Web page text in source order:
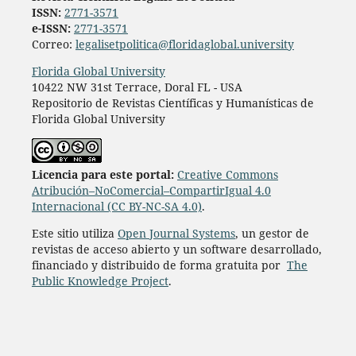
ISSN: 2771-3571
e-ISSN: 2771-3571
Correo: legalisetpolitica@floridaglobal.university
Florida Global University
10422 NW 31st Terrace, Doral FL - USA
Repositorio de Revistas Científicas y Humanísticas de
Florida Global University
Licencia para este portal: Creative Commons
Atribución–NoComercial–CompartirIgual 4.0
Internacional (CC BY-NC-SA 4.0).
Este sitio utiliza Open Journal Systems, un gestor de
revistas de acceso abierto y un software desarrollado,
financiado y distribuido de forma gratuita por The
Public Knowledge Project.